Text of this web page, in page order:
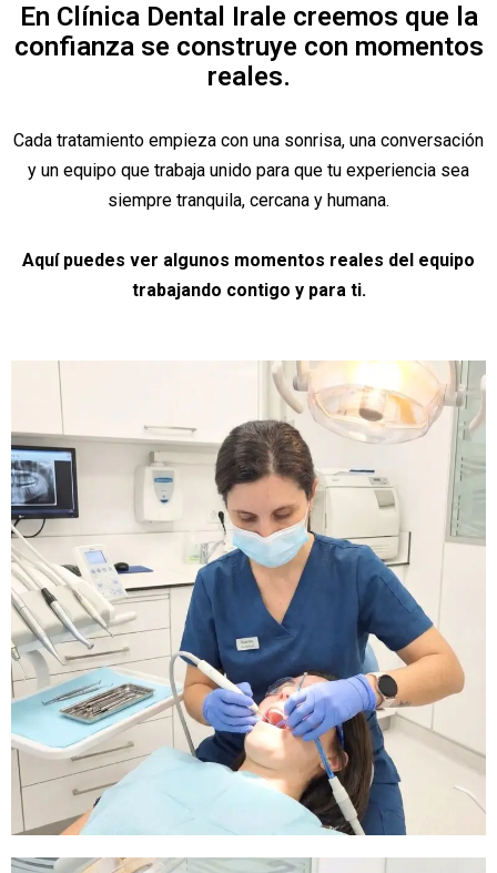
En Clínica Dental Irale creemos que la
confianza se construye con momentos
reales.
Cada tratamiento empieza con una sonrisa, una conversación
y un equipo que trabaja unido para que tu experiencia sea
siempre tranquila, cercana y humana.
Aquí puedes ver algunos momentos reales del equipo
trabajando contigo y para ti.